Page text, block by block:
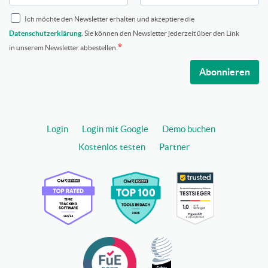
Ich möchte den Newsletter erhalten und akzeptiere die
Datenschutzerklärung . Sie können den Newsletter jederzeit über den Link
in unserem Newsletter abbestellen.
Abonnieren
Login Login mit Google
Demo buchen
Kostenlos testen
Partner